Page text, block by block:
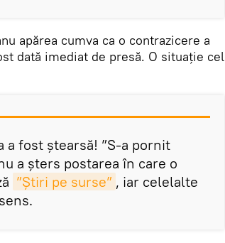
apărea cumva ca o contrazicere a
dată imediat de presă. O situație cel
a fost ștearsă! ”S-a pornit
a șters postarea în care o
”Știri pe surse” , iar celelalte